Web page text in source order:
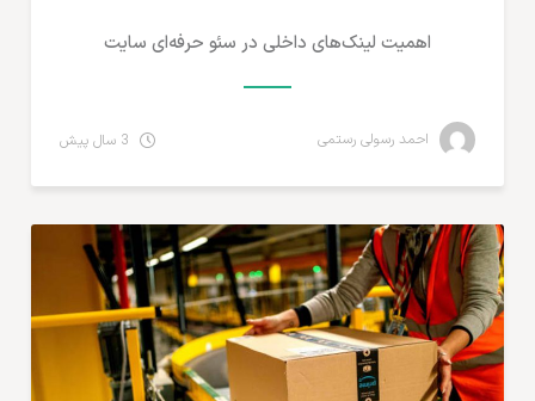
اهمیت لینک‌های داخلی در سئو حرفه‌ای سایت
احمد رسولی رستمی